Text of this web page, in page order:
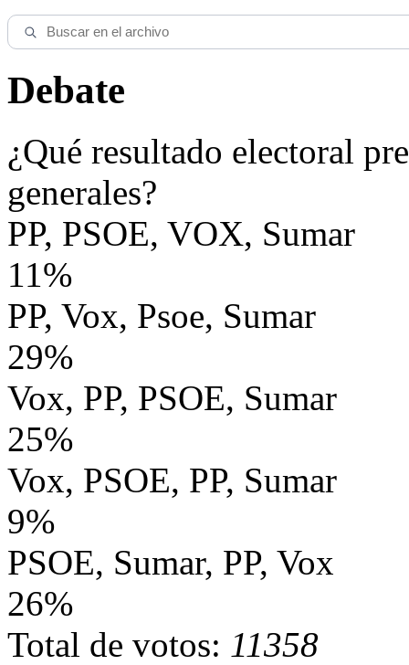
Debate
¿Qué resultado electoral
generales?
PP, PSOE, VOX, Sumar
11%
PP, Vox, Psoe, Sumar
29%
Vox, PP, PSOE, Sumar
25%
Vox, PSOE, PP, Sumar
9%
PSOE, Sumar, PP, Vox
26%
Total de votos: 11358